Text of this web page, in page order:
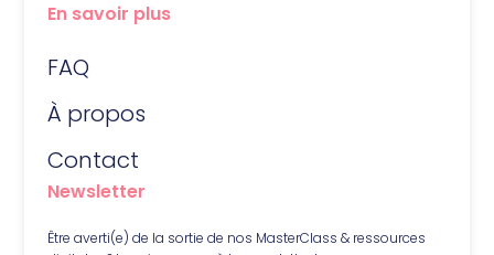
En savoir plus
FAQ
À propos
Contact
Newsletter
Être averti(e) de la sortie de nos MasterClass & ressources